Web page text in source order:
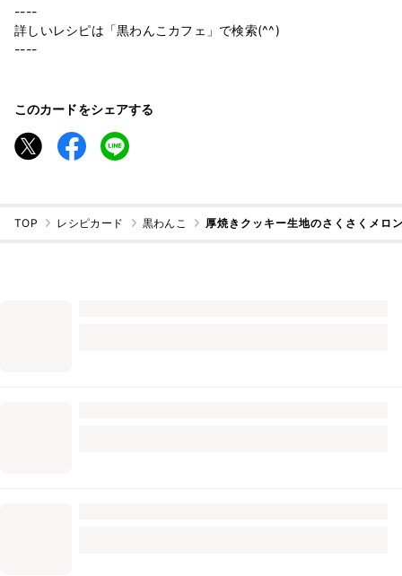
----
詳しいレシピは「黒わんこカフェ」で検索(^^)
----
このカードをシェアする
TOP レシピカード 黒わんこ 厚焼きクッキー生地のさくさくメロ